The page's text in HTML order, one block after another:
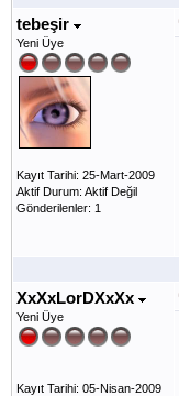
tebeşir
Yeni Üye
Kayıt Tarihi: 25-Mart-2009
Aktif Durum: Aktif Değil
Gönderilenler: 1
XxXxLorDXxXx
Yeni Üye
Kayıt Tarihi: 05-Nisan-2009